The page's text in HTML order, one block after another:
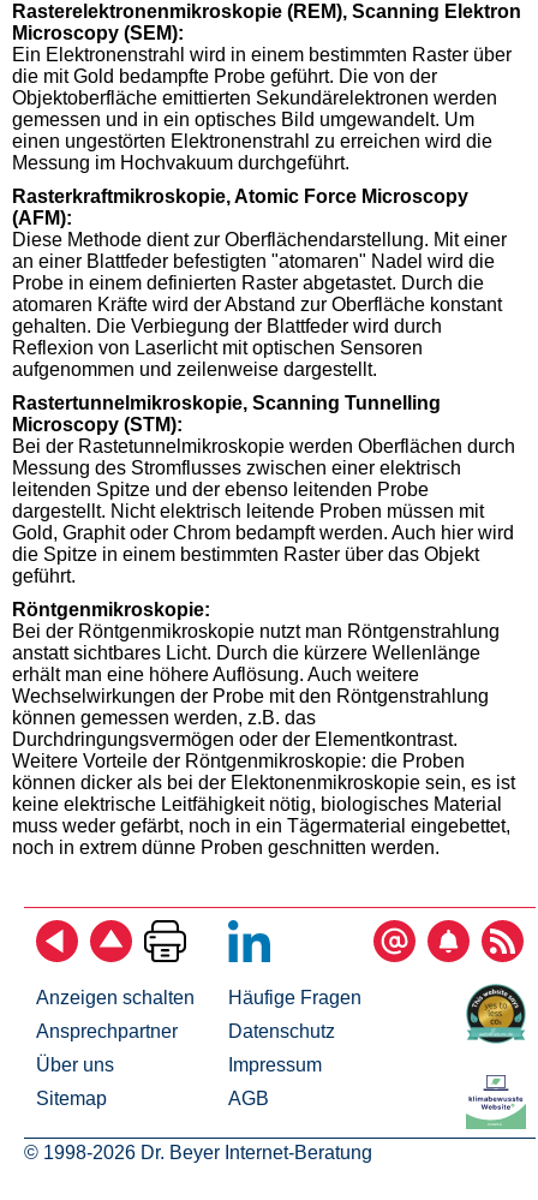
Rasterelektronenmikroskopie (REM), Scanning Elektron
Microscopy (SEM):
Ein Elektronenstrahl wird in einem bestimmten Raster über
die mit Gold bedampfte Probe geführt. Die von der
Objektoberfläche emittierten Sekundärelektronen werden
gemessen und in ein optisches Bild umgewandelt. Um
einen ungestörten Elektronenstrahl zu erreichen wird die
Messung im Hochvakuum durchgeführt.
Rasterkraftmikroskopie, Atomic Force Microscopy
(AFM):
Diese Methode dient zur Oberflächendarstellung. Mit einer
an einer Blattfeder befestigten "atomaren" Nadel wird die
Probe in einem definierten Raster abgetastet. Durch die
atomaren Kräfte wird der Abstand zur Oberfläche konstant
gehalten. Die Verbiegung der Blattfeder wird durch
Reflexion von Laserlicht mit optischen Sensoren
aufgenommen und zeilenweise dargestellt.
Rastertunnelmikroskopie, Scanning Tunnelling
Microscopy (STM):
Bei der Rastetunnelmikroskopie werden Oberflächen durch
Messung des Stromflusses zwischen einer elektrisch
leitenden Spitze und der ebenso leitenden Probe
dargestellt. Nicht elektrisch leitende Proben müssen mit
Gold, Graphit oder Chrom bedampft werden. Auch hier wird
die Spitze in einem bestimmten Raster über das Objekt
geführt.
Röntgenmikroskopie:
Bei der Röntgenmikroskopie nutzt man Röntgenstrahlung
anstatt sichtbares Licht. Durch die kürzere Wellenlänge
erhält man eine höhere Auflösung. Auch weitere
Wechselwirkungen der Probe mit den Röntgenstrahlung
können gemessen werden, z.B. das
Durchdringungsvermögen oder der Elementkontrast.
Weitere Vorteile der Röntgenmikroskopie: die Proben
können dicker als bei der Elektonenmikroskopie sein, es ist
keine elektrische Leitfähigkeit nötig, biologisches Material
muss weder gefärbt, noch in ein Tägermaterial eingebettet,
noch in extrem dünne Proben geschnitten werden.
Anzeigen schalten
Ansprechpartner
Über uns
Sitemap
Häufige Fragen
Datenschutz
Impressum
AGB
© 1998-2026 Dr. Beyer Internet-Beratung